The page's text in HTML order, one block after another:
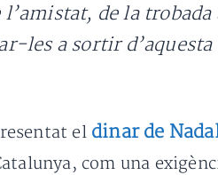
de la
les a sortir
el dinar de
com una